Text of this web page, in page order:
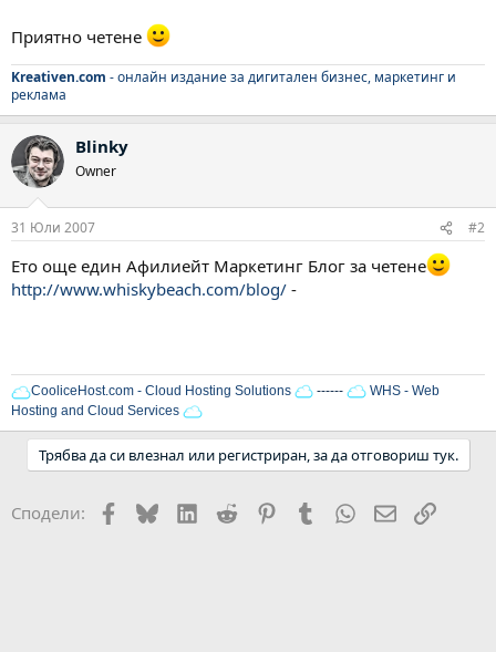
Приятно четене
Kreativen.com - онлайн издание за дигитален бизнес, маркетинг и
реклама
Blinky
Owner
31 Юли 2007 #2
Ето още един Афилиейт Маркетинг Блог за четене
http://www.whiskybeach.com/blog/ -
CooliceHost.com - Cloud Hosting Solutions ------
WHS - Web
Hosting and Cloud Services
Трябва да си влезнал или регистриран, за да отговориш тук.
Сподели: Facebook
BlueskyLinkedIn
Reddit PinterestTumblr WhatsApp
EmailLink